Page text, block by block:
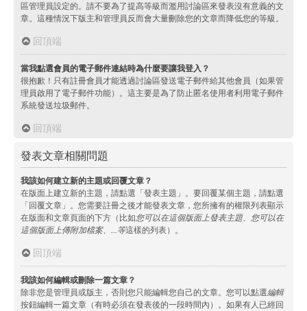
區管理員設定的。請不要為了提高等級而濫用討論區來發表沒有意義的文
章。這種情況下版主和管理員反而會大量刪除您的文章而降低您的等級。
回頂端
當我點選會員的電子郵件連結時為什麼要讓我登入？
很抱歉！只有註冊會員才能透過討論區發送電子郵件給其他會員（如果管
理員啟用了電子郵件功能）。這主要是為了防止匿名使用者利用電子郵件
系統發送垃圾郵件。
回頂端
發表文章相關問題
我該如何建立新的主題或回覆文章？
在版面上建立新的主題，請點選「發表主題」。要回覆某個主題，請點選
「回覆文章」。您需要註冊之後才能發表文章，您所擁有的權限列表顯示
在版面和文章頁面的下方（比如您可以在這個版面上發表主題、您可以在
這個版面上傳附加檔案、...等這樣的列表）。
回頂端
我該如何編輯或刪除一篇文章？
除非您是管理員或版主，否則您只能編輯您自己的文章。您可以點選編輯
按鈕編輯一篇文章（有時必須在發表後的一段時間內）。如果有人已經回